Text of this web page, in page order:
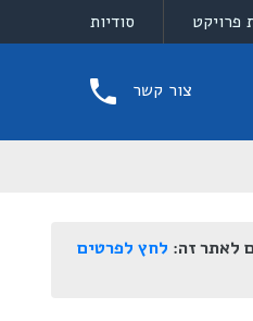
פרויקט סודיות
צור קשר
לאתר זה: לחץ לפרטים